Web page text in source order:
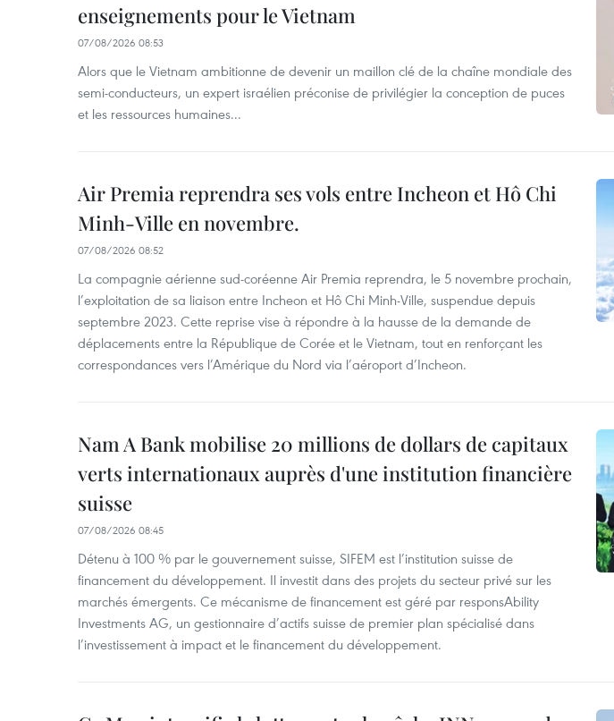
enseignements pour le Vietnam
07/08/2026 08:53
Alors que le Vietnam ambitionne de devenir un maillon clé de la chaîne mondiale des
semi-conducteurs, un expert israélien préconise de privilégier la conception de puces
et les ressources humaines...
Air Premia reprendra ses vols entre Incheon et Hô Chi
Minh-Ville en novembre.
07/08/2026 08:52
La compagnie aérienne sud-coréenne Air Premia reprendra, le 5 novembre prochain,
l’exploitation de sa liaison entre Incheon et Hô Chi Minh-Ville, suspendue depuis
septembre 2023. Cette reprise vise à répondre à la hausse de la demande de
déplacements entre la République de Corée et le Vietnam, tout en renforçant les
correspondances vers l’Amérique du Nord via l’aéroport d’Incheon.
Nam A Bank mobilise 20 millions de dollars de capitaux
verts internationaux auprès d'une institution financière
suisse
07/08/2026 08:45
Détenu à 100 % par le gouvernement suisse, SIFEM est l’institution suisse de
financement du développement. Il investit dans des projets du secteur privé sur les
marchés émergents. Ce mécanisme de financement est géré par responsAbility
Investments AG, un gestionnaire d’actifs suisse de premier plan spécialisé dans
l’investissement à impact et le financement du développement.